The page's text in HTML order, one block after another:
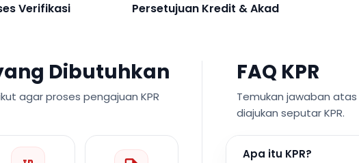
Verifikasi Persetujuan Kredit & Akad
Dibutuhkan
agar proses pengajuan KPR
FAQ KPR
Temukan jawaban
diajukan seputar KPR.
Apa itu KPR?